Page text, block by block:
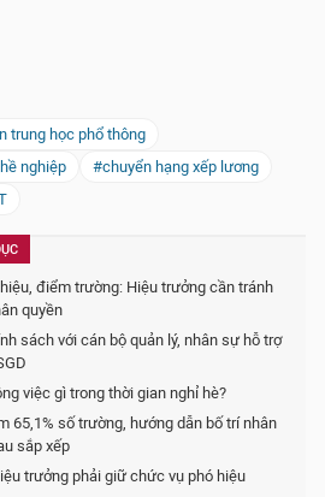
trung học phổ thông
nghiệp
#chuyển hạng xếp lương
điểm trường: Hiệu trưởng cần tránh
quyền
sách với cán bộ quản lý, nhân sự hỗ trợ
việc gì trong thời gian nghỉ hè?
65,1% số trường, hướng dẫn bố trí nhân
sắp xếp
trưởng phải giữ chức vụ phó hiệu